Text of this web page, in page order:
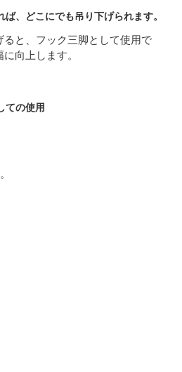
、どこにでも吊り下げられます。
と、フック三脚として使用で
向上します。
ての使用